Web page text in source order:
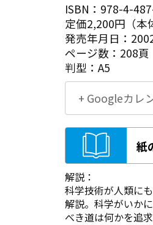
ISBN：978-4-
定価2,200円（本
発売年月日：
ページ数：208頁
判型：A5
+ Googleカレ
紙
解説：
科学技術が人類に
解説。科学がいか
べき道は何かを追求